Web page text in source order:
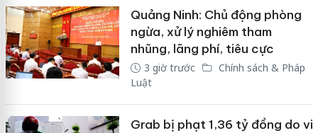
Quảng Ninh: Chủ động phòng
ngừa, xử lý nghiêm tham
nhũng, lãng phí, tiêu cực
3 giờ trước
Chính sách & Pháp
Luật
Grab bị phạt 1,36 tỷ đồng do vi